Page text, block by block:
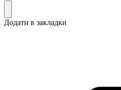
Додати в закладки